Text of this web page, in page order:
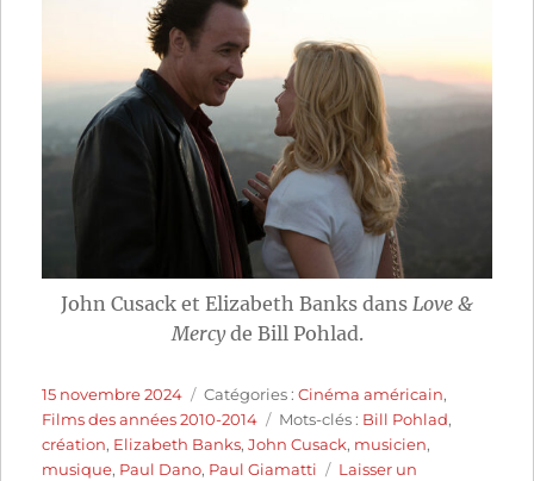
John Cusack et Elizabeth Banks dans Love &
Mercyde Bill Pohlad.
Publié
le
15 novembre 2024 Catégories
Catégories :Cinéma américain,
Films des années 2010-2014
Étiquettes
Mots-clés : Bill Pohlad,
création, Elizabeth Banks,John Cusack, musicien,
musique, Paul Dano, Paul Giamatti
Laisser un